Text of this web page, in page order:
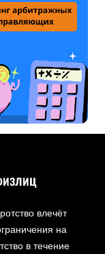
влечёт
на
в течение